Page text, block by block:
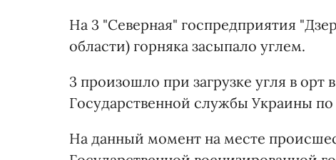
На 3 "Северная" госпредприятия
области) горняка засыпало углем.
3 произошло при загрузке угля в
Государственной службы Украины
На данный момент на месте